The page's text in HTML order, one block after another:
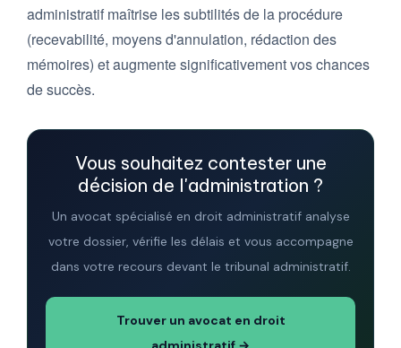
administratif maîtrise les subtilités de la procédure
(recevabilité, moyens d'annulation, rédaction des
mémoires) et augmente significativement vos chances
de succès.
Vous souhaitez contester une
décision de l'administration ?
Un avocat spécialisé en droit administratif analyse
votre dossier, vérifie les délais et vous accompagne
dans votre recours devant le tribunal administratif.
Trouver un avocat en droit